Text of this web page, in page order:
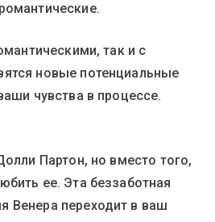
так и с
новые потенциальные
чувства в процессе.
Партон, но вместо того,
ее. Эта беззаботная
Венера переходит в ваш